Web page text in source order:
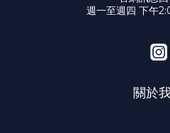
週一至週四 下午
關於